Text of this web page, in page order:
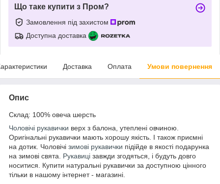
Що таке купити з Пром?
Замовлення під захистом
Доступна доставка
Доставка Оплата Умови повернення
Опис
Склад: 100% овеча шерсть
Чоловічі рукавички верх з балона, утеплені овчиною.
Оригінальні рукавички мають хорошу якість. І також приємні
на дотик. Чоловічі зимові рукавички підійде в якості подарунка
на зимові свята. Рукавиці завжди згодяться, і будуть довго
носитися. Купити натуральні рукавички за доступною цінного
тільки в нашому інтернет - магазині.